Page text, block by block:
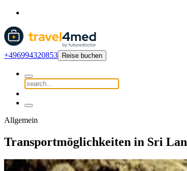
+496994320853 Reise buchen
Allgemein
Transportmöglichkeiten in Sri